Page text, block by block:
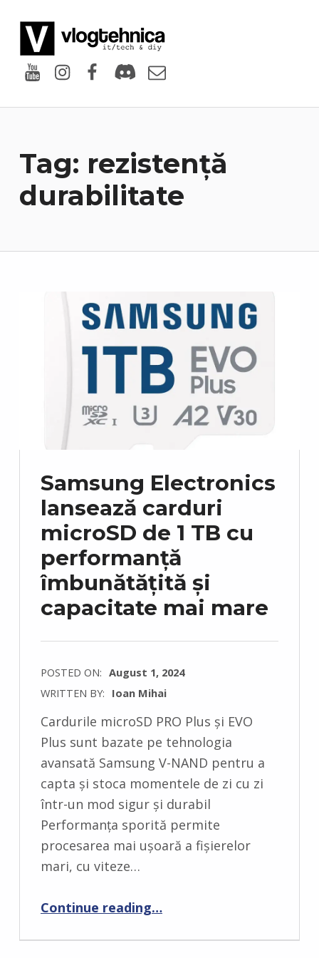
YoutubeInstagram
Facebook
DiscordEmail
Tag: rezistență
durabilitate
Samsung Electronics
lansează carduri
microSD de 1 TB cu
performanță
îmbunătățită și
capacitate mai mare
POSTED ON: August 1, 2024
WRITTEN BY: Ioan Mihai
C
O
E
N
0
Cardurile microSD PRO Plus și EVO
Plus sunt bazate pe tehnologia
avansată Samsung V-NAND pentru a
capta și stoca momentele de zi cu zi
într-un mod sigur și durabil
Performanța sporită permite
procesarea mai ușoară a fișierelor
mari, cu viteze…
Continue reading“Samsung Electronics lansează carduri microSD de 1 TB cu performanță îmbunătățită și capacitate mai mare”
…